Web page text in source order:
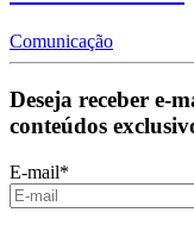
Comunicação
Deseja receber e-
conteúdos
E-mail*